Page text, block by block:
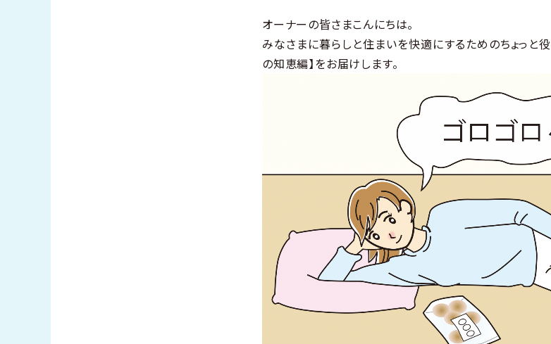
オーナーの皆さまこんにちは。
みなさまに暮らしと住まいを快適にするためのちょっと
の知恵編】をお届けします。